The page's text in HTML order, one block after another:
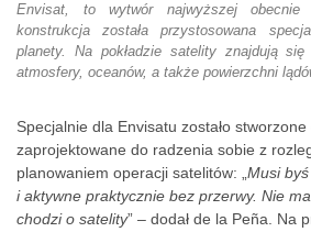
Envisat, to wytwór najwyższej obecnie
konstrukcja została przystosowana
planety. Na pokładzie satelity znajdują
atmosfery, oceanów, a także powierzchni
Specjalnie dla Envisatu zostało
zaprojektowane do radzenia sobie z
planowaniem operacji satelitów: „ Musi
i aktywne praktycznie bez przerwy. Nie
chodzi o satelity” – dodał de la Peña. Na